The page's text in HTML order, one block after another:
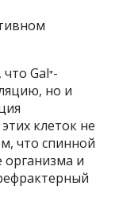
Gal⁺-
но и
клеток не
что спинной
организма и